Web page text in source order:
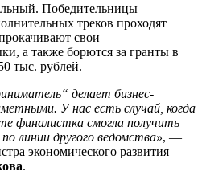
Победительницы
треков проходят
свои
а также борются за гранты в
тыс. рублей.
делает бизнес-
У нас есть случай, когда
финалистка смогла получить
линии другого ведомства», —
экономического развития
.